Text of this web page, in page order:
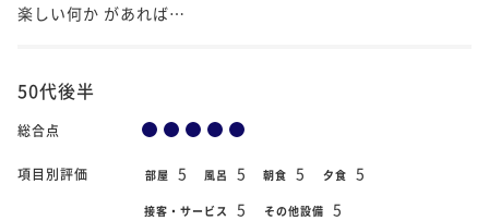
楽しい何か があれば…
50代後半
総合点
項目別評価 部屋 5 風呂 5 朝食 5 夕食 5
接客・サービス 5 その他設備 5